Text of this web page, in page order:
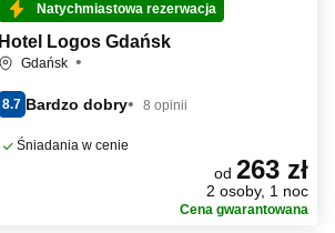
Natychmiastowa rezerwacja
Hotel Logos Gdańsk
Gdańsk
8.7 Bardzo dobry 8 opinii
Śniadania w cenie
od 263 zł
2 osoby, 1 noc
Cena gwarantowana